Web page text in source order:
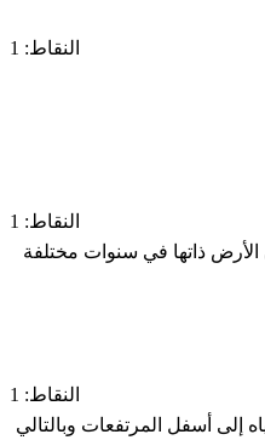
النقاط: 1
النقاط: 1
ذاتها في سنوات مختلفة
النقاط: 1
أسفل المرتفعات وبالتالي